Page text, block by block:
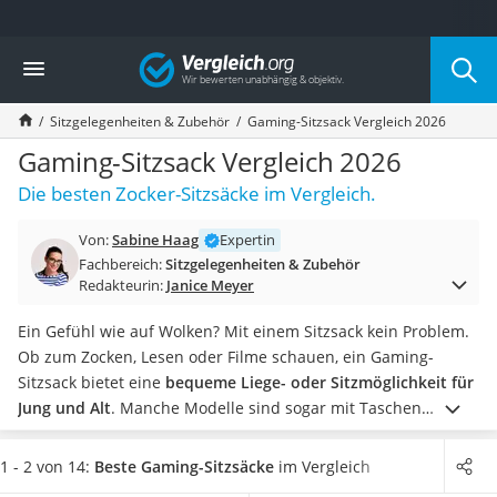
Die beliebtesten Vergleiche nach Kategorie
Wohnen
Matratzen-Topper
Matratzen
Konferenzlautsprecher
Tageslichtlampe
Badlüfter
Bürohocker
Außenleuchte mit Kamera
Akku-Tischlampe
Konferenzmikrofon
Klappmatratze
Duschkopf mit Kalkfilter
Aktenvernichter Sicherheitsstufe 4
Bettgitter
Vergleich
Sitzgelegenheiten & Zubehör Gaming-Sitzsack Vergleich 2026
Gaming-Sitzsack Vergleich 2026
Die besten Zocker-Sitzsäcke im Vergleich.
Von:Sabine Haag
Expertin
Fachbereich:Sitzgelegenheiten & Zubehör
Redakteurin: Janice Meyer
Ein Gefühl wie auf Wolken? Mit einem Sitzsack kein Problem.
Ob zum Zocken, Lesen oder Filme schauen, ein Gaming-
Sitzsack bietet eine bequeme Liege- oder Sitzmöglichkeit für
Jung und Alt. Manche Modelle sind sogar mit Taschen
ausgestattet, um die Fernbedienung, Ihr Getränk oder
Smartphone immer griffbereit zu haben. Diverse Tests im
1 - 2 von 14: Beste Gaming-Sitzsäcke im Vergleich